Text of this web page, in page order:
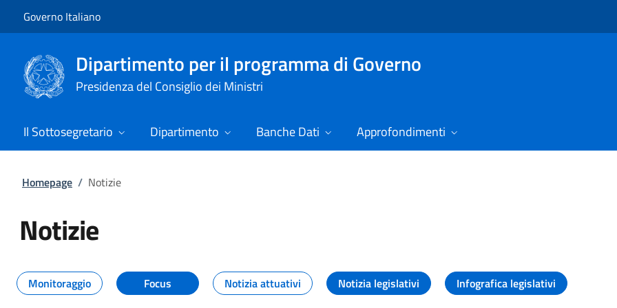
Governo Italiano
Dipartimento per il programma di Governo
Presidenza del Consiglio dei Ministri
Il Sottosegretario Dipartimento Banche Dati Approfondimenti
Homepage / Notizie
Notizie
Tutti i contenuti della pagina Notizie
Monitoraggio Focus Notizia attuativi Notizia legislativi Infografica legislativi